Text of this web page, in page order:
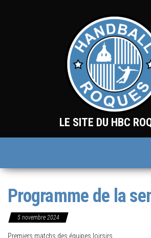
LE SITE DU HBC
Programme de la
5 novembre 2024
Premiers matchs des équipes loirsirs.